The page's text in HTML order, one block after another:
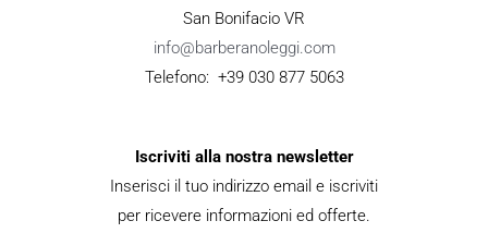
San Bonifacio VR
info@barberanoleggi.com
Telefono: +39 030 877 5063
Iscriviti alla nostra newsletter
Inserisci il tuo indirizzo email e iscriviti
per ricevere informazioni ed offerte.